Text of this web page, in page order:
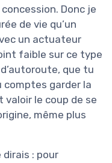
Donc je
de vie qu’un
un actuateur
faible sur ce type
que tu
garder la
le coup de se
même plus
dirais : pour